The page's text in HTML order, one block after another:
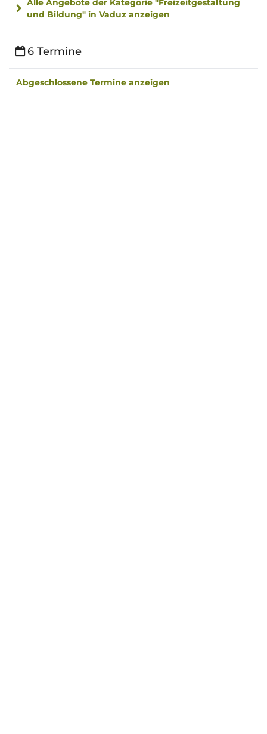
Alle Angebote der Kategorie "Freizeitgestaltung
und Bildung" in Vaduz anzeigen
6 Termine
Abgeschlossene Termine anzeigen